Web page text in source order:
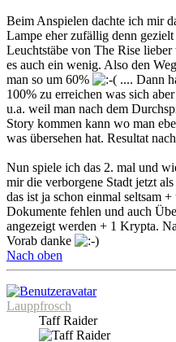
Beim Anspielen dachte ich mir
Lampe eher zufällig denn
Leuchtstäbe von The Rise
es auch ein wenig. Also den
man so um 60%
.... Dann
100% zu erreichen was sich
u.a. weil man nach dem
Story kommen kann wo man
was übersehen hat. Resultat
Nun spiele ich das 2. mal und
mir die verborgene Stadt jetzt
das ist ja schon einmal seltsam
Dokumente fehlen und auch
angezeigt werden + 1 Krypta.
Vorab danke
Nach oben
Lauppfrosch
Taff Raider